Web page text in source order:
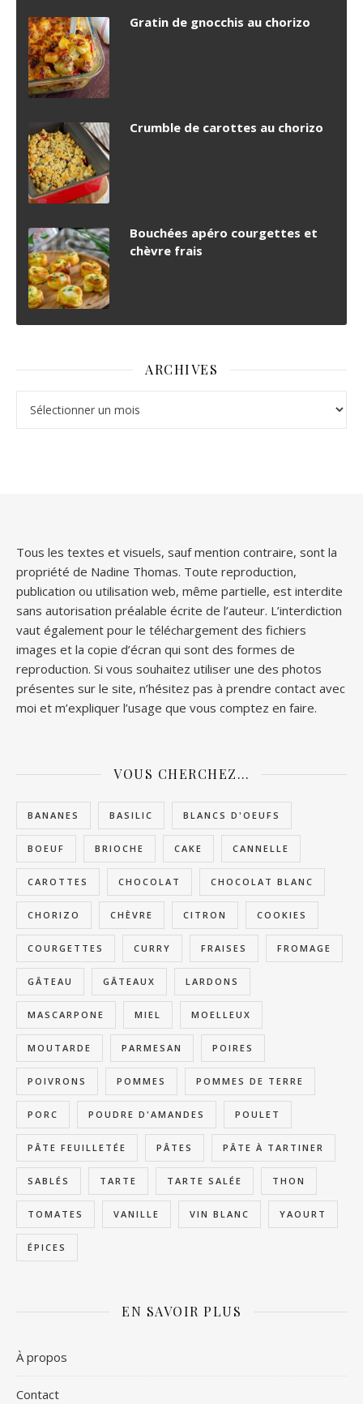
Gratin de gnocchis au chorizo
Crumble de carottes au chorizo
Bouchées apéro courgettes et
chèvre frais
ARCHIVES
Tous les textes et visuels, sauf mention contraire, sont la
propriété de Nadine Thomas. Toute reproduction,
publication ou utilisation web, même partielle, est interdite
sans autorisation préalable écrite de l’auteur. L’interdiction
vaut également pour le téléchargement des fichiers
images et la copie d’écran qui sont des formes de
reproduction. Si vous souhaitez utiliser une des photos
présentes sur le site, n’hésitez pas à prendre contact avec
moi et m’expliquer l’usage que vous comptez en faire.
VOUS CHERCHEZ…
BANANES BASILIC BLANCS D'OEUFS
BOEUF BRIOCHE CAKE CANNELLE
CAROTTES CHOCOLAT CHOCOLAT BLANC
CHORIZO CHÈVRE CITRON COOKIES
COURGETTES CURRY FRAISES FROMAGE
GÂTEAU GÂTEAUX LARDONS
MASCARPONE MIEL MOELLEUX
MOUTARDE PARMESAN POIRES
POIVRONS POMMES POMMES DE TERRE
PORC POUDRE D'AMANDES POULET
PÂTE FEUILLETÉE PÂTES PÂTE À TARTINER
SABLÉS TARTE TARTE SALÉE THON
TOMATES VANILLE VIN BLANC YAOURT
ÉPICES
EN SAVOIR PLUS
À propos
Contact